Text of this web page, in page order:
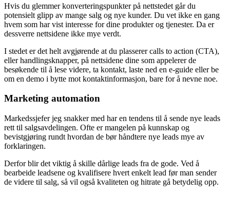
Hvis du glemmer konverteringspunkter på nettstedet går du
potensielt glipp av mange salg og nye kunder. Du vet ikke en gang
hvem som har vist interesse for dine produkter og tjenester. Da er
dessverre nettsidene ikke mye verdt.
I stedet er det helt avgjørende at du plasserer calls to action (CTA),
eller handlingsknapper, på nettsidene dine som appelerer de
besøkende til å lese videre, ta kontakt, laste ned en e-guide eller be
om en demo i bytte mot kontaktinformasjon, bare for å nevne noe.
Marketing automation
Markedssjefer jeg snakker med har en tendens til å sende nye leads
rett til salgsavdelingen. Ofte er mangelen på kunnskap og
bevistgjøring rundt hvordan de bør håndtere nye leads mye av
forklaringen.
Derfor blir det viktig å skille dårlige leads fra de gode. Ved å
bearbeide leadsene og kvalifisere hvert enkelt lead før man sender
de videre til salg, så vil også kvaliteten og hitrate gå betydelig opp.